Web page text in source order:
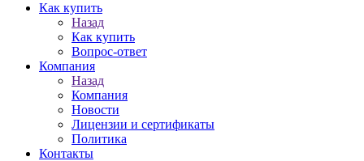
Как купить
Назад
Как купить
Вопрос-ответ
Компания
Назад
Компания
Новости
Лицензии и сертификаты
Политика
Контакты